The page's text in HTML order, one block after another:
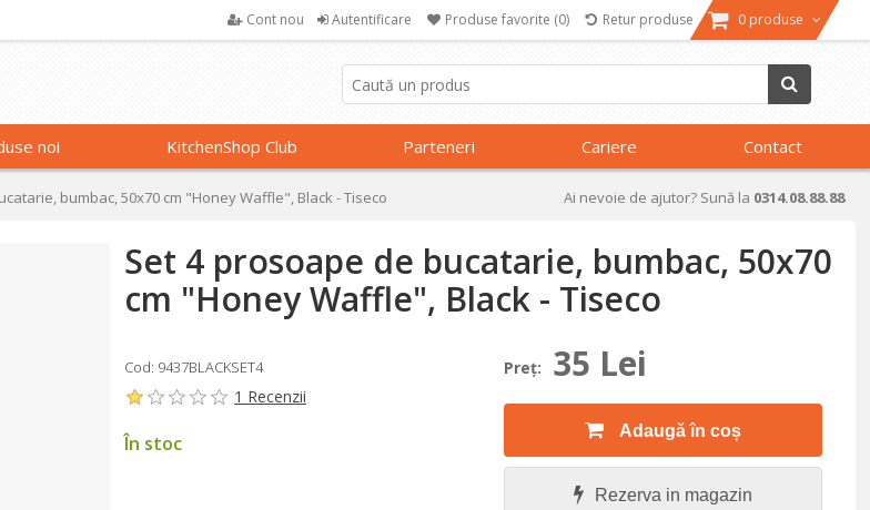
Cont nou Autentificare Produse favorite (0) Retur produse 0 produse
noi KitchenShop Club Parteneri Cariere Contact
bumbac, 50x70 cm "Honey Waffle", Black - Tiseco Ai nevoie de ajutor? Sună la 0314.08.88.88
Set 4 prosoape de bucatarie, bumbac, 50x70
cm "Honey Waffle", Black - Tiseco
Cod: 9437BLACKSET4
1 Recenzii
În stoc
Preţ: 35 Lei
Adaugă în coș
Rezerva in magazin